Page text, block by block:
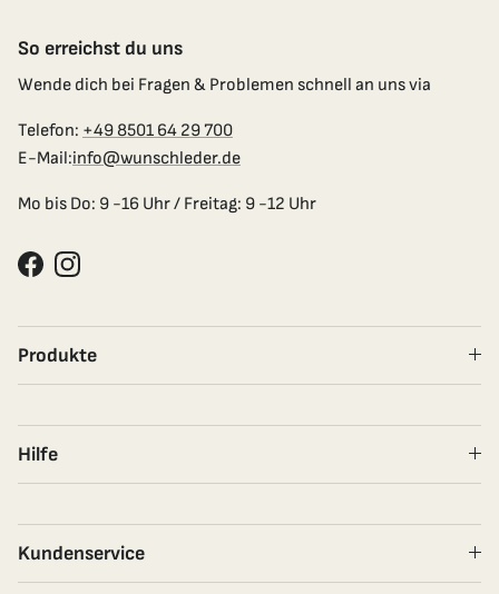
So erreichst du uns
Wende dich bei Fragen & Problemen schnell an uns via
Telefon: +49 8501 64 29 700
E-Mail:info@wunschleder.de
Mo bis Do: 9 -16 Uhr / Freitag: 9 -12 Uhr
FacebookInstagram
Produkte
Hilfe
Kundenservice